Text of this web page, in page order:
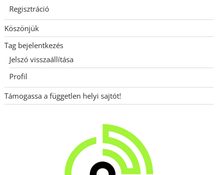
Regisztráció
Köszönjük
Tag bejelentkezés
Jelszó visszaállítása
Profil
Támogassa a független helyi sajtót!